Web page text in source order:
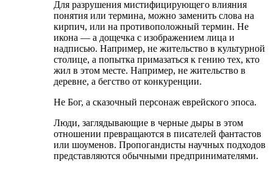
Для разрушения мистифицирующего влияния
понятия или термина, можно заменить слова на
кирпич, или на противоположный термин. Не
икона — а дощечка с изображением лица и
надписью. Например, не жительство в культурной
столице, а попытка примазаться к гению тех, кто
жил в этом месте. Например, не жительство в
деревне, а бегство от конкуренции.
Не Бог, а сказочный персонаж еврейского эпоса.
Люди, заглядывающие в черные дыры в этом
отношении превращаются в писателей фантастов
или шоуменов. Пропогандисты научных подходов
представляются обычными предпринимателями.